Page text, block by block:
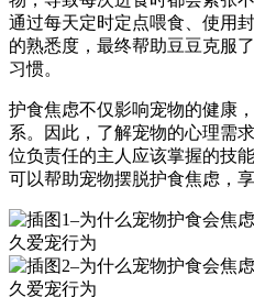
通过每天定时定点喂食、使用
的熟悉度，最终帮助豆豆克服
习惯。
护食焦虑不仅影响宠物的健康
系。因此，了解宠物的心理需
位负责任的主人应该掌握的技
可以帮助宠物摆脱护食焦虑，